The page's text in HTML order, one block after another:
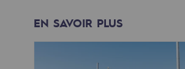
et procédés
et
EN SAVOIR PLUS